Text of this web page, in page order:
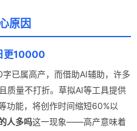
原因
更10000
已属高产，而借助AI辅助，许多
量不打折。草拟AI等工具提供
功能，将创作时间缩短60%以
人多吗这一现象——高产意味着